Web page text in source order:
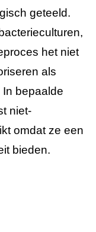
geteeld.
het niet
als
In bepaalde
niet-
omdat ze een
bieden.